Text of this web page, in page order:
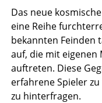
Das neue
eine Reihe
bekannten Feinden
auf, die mit
auftreten. Diese
erfahrene Spieler
zu hinterfragen.